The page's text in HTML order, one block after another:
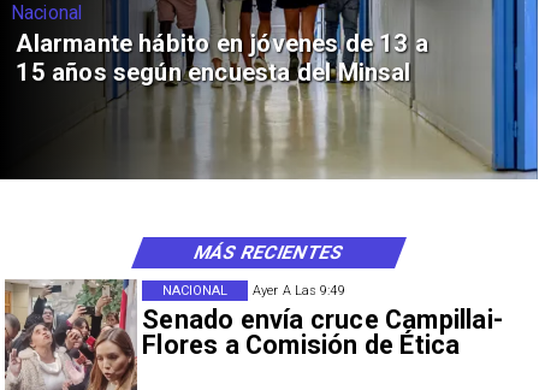
Nacional
Alarmante hábito en jóvenes de 13 a
15 años según encuesta del Minsal
Ayer A Las 9:49
Senado envía cruce Campillai-
Flores a Comisión de Ética
NACIONAL
MÁS RECIENTES